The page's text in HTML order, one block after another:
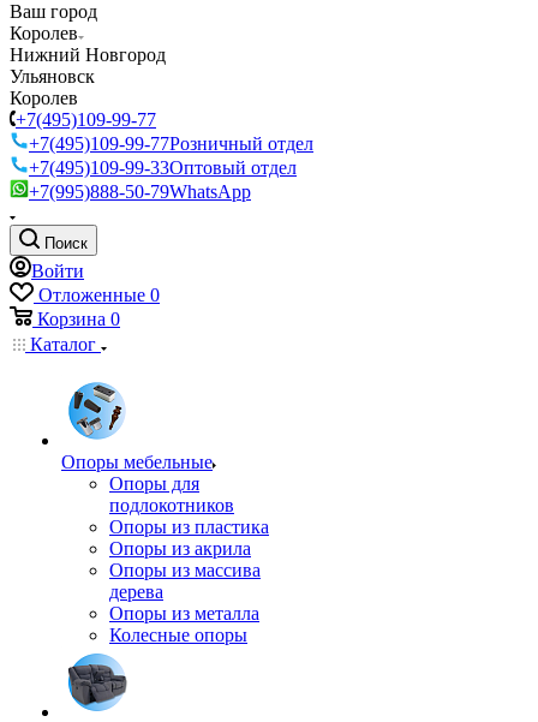
Ваш город
Королев
Нижний Новгород
Ульяновск
Королев
+7(495)109-99-77
+7(495)109-99-77Розничный отдел
+7(495)109-99-33Оптовый отдел
+7(995)888-50-79WhatsApp
Поиск
Войти
Отложенные 0
Корзина 0
Каталог
Опоры мебельные
Опоры для
подлокотников
Опоры из пластика
Опоры из акрила
Опоры из массива
дерева
Опоры из металла
Колесные опоры